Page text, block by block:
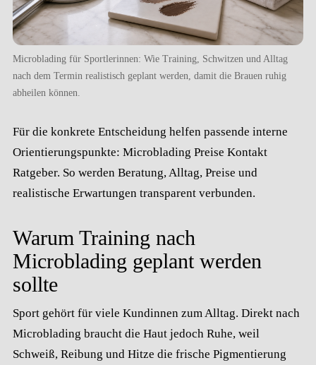
Microblading für Sportlerinnen: Wie Training, Schwitzen und Alltag
nach dem Termin realistisch geplant werden, damit die Brauen ruhig
abheilen können.
Für die konkrete Entscheidung helfen passende interne
Orientierungspunkte: Microblading Preise Kontakt
Ratgeber. So werden Beratung, Alltag, Preise und
realistische Erwartungen transparent verbunden.
Warum Training nach
Microblading geplant werden
sollte
Sport gehört für viele Kundinnen zum Alltag. Direkt nach
Microblading braucht die Haut jedoch Ruhe, weil
Schweiß, Reibung und Hitze die frische Pigmentierung